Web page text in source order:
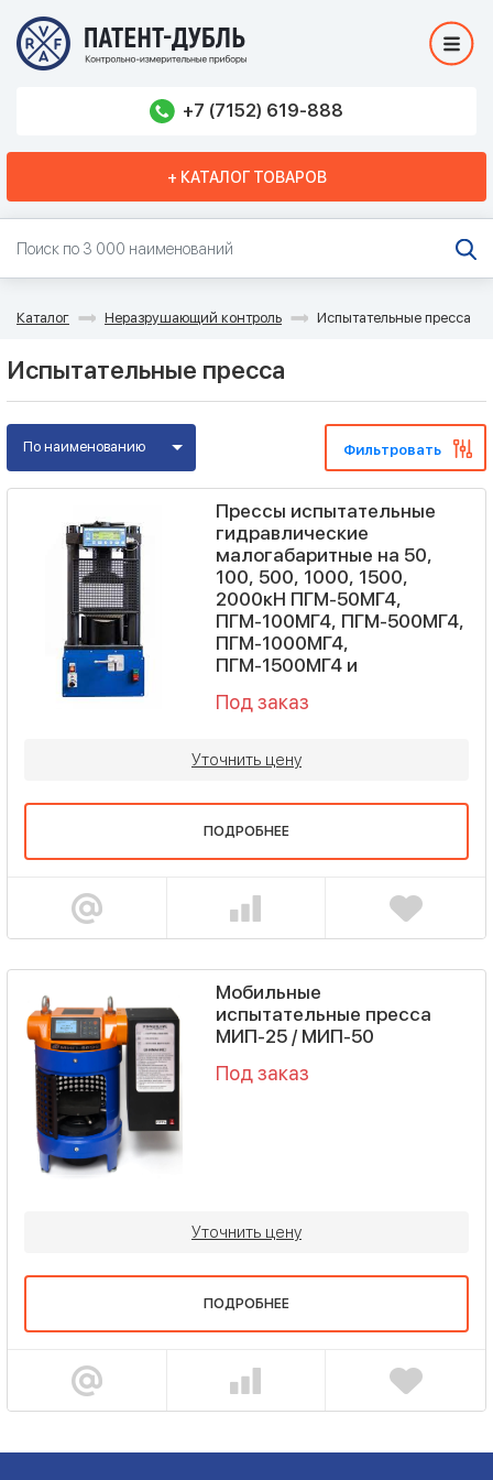
+7 (7152) 619-888
+ КАТАЛОГ ТОВАРОВ
Каталог Неразрушающий контроль Испытательные пресса
Испытательные пресса
По наименованию Фильтровать
Прессы испытательные
гидравлические
малогабаритные на 50,
100, 500, 1000, 1500,
2000кН ПГМ-50МГ4,
ПГМ-100МГ4, ПГМ-500МГ4,
ПГМ-1000МГ4,
ПГМ-1500МГ4 и
Под заказ
Уточнить цену
ПОДРОБНЕЕ
Мобильные
испытательные пресса
МИП-25 / МИП-50
Под заказ
Уточнить цену
ПОДРОБНЕЕ